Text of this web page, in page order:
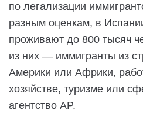
по легализации
разным оценкам, в
проживают до 800 тысяч
из них — иммигранты из
Америки или Африки,
хозяйстве, туризме или
агентство AP.